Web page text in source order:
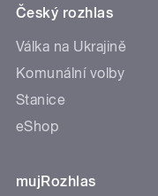
Český rozhlas
Válka na Ukrajině
Komunální volby
Stanice
eShop
mujRozhlas